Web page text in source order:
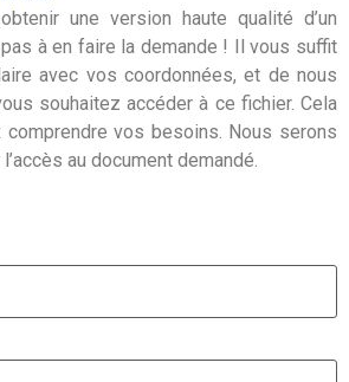
une version haute qualité d’un
pas à en faire la demande ! Il vous suffit
avec vos coordonnées, et de nous
souhaitez accéder à ce fichier. Cela
comprendre vos besoins. Nous serons
au document demandé.